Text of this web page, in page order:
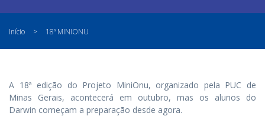
Início > 18ª MINIONU
A 18ª edição do Projeto MiniOnu, organizado pela PUC de
Minas Gerais, acontecerá em outubro, mas os alunos do
Darwin começam a preparação desde agora.